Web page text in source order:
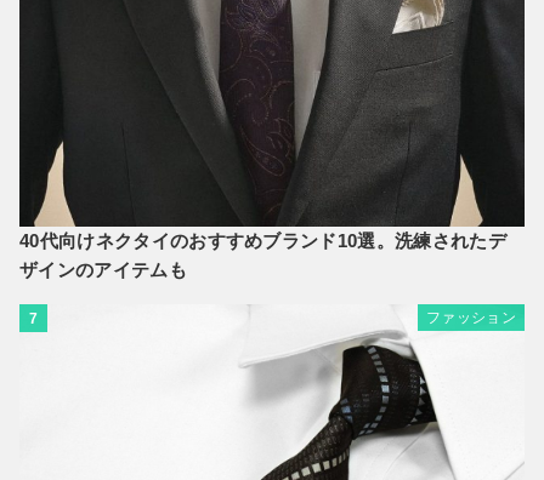
40代向けネクタイのおすすめブランド10選。洗練されたデ
ザインのアイテムも
7 ファッション